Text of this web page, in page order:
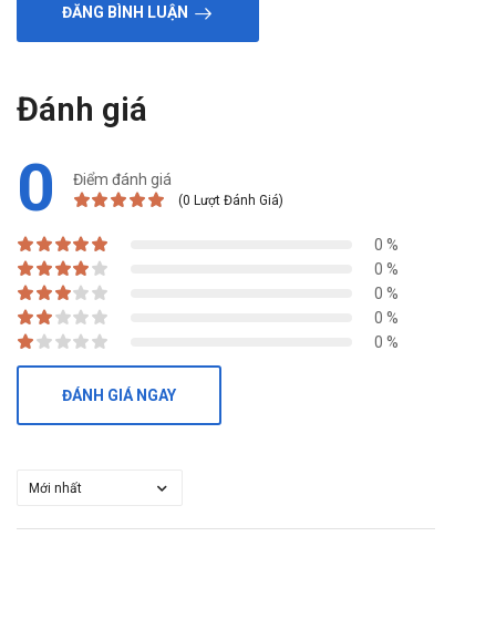
ĐĂNG BÌNH LUẬN
Đánh giá
0 Điểm đánh giá
(0 Lượt Đánh Giá)
0 %
0 %
0 %
0 %
0 %
ĐÁNH GIÁ NGAY